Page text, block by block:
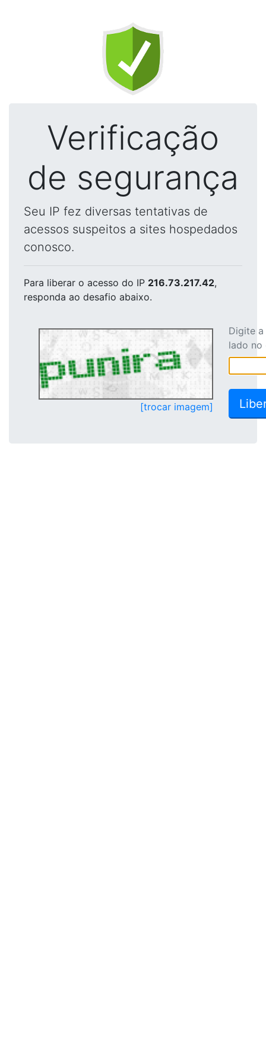
Verificação
de segurança
Seu IP fez diversas tentativas de
acessos suspeitos a sites hospedados
conosco.
Para liberar o acesso do IP 216.73.217.42,
responda ao desafio abaixo.
[trocar imagem]
Digite
lado no